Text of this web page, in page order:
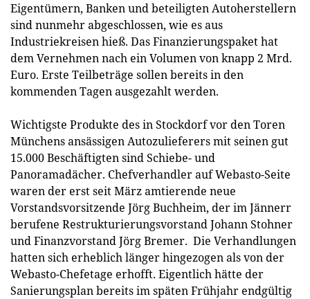
Eigentümern, Banken und beteiligten Autoherstellern
sind nunmehr abgeschlossen, wie es aus
Industriekreisen hieß. Das Finanzierungspaket hat
dem Vernehmen nach ein Volumen von knapp 2 Mrd.
Euro. Erste Teilbeträge sollen bereits in den
kommenden Tagen ausgezahlt werden.
Wichtigste Produkte des in Stockdorf vor den Toren
Münchens ansässigen Autozulieferers mit seinen gut
15.000 Beschäftigten sind Schiebe- und
Panoramadächer. Chefverhandler auf Webasto-Seite
waren der erst seit März amtierende neue
Vorstandsvorsitzende Jörg Buchheim, der im Jännerr
berufene Restrukturierungsvorstand Johann Stohner
und Finanzvorstand Jörg Bremer. Die Verhandlungen
hatten sich erheblich länger hingezogen als von der
Webasto-Chefetage erhofft. Eigentlich hätte der
Sanierungsplan bereits im späten Frühjahr endgültig